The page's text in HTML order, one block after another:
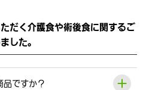
だく介護食や術後食に関するご
した。
品ですか？